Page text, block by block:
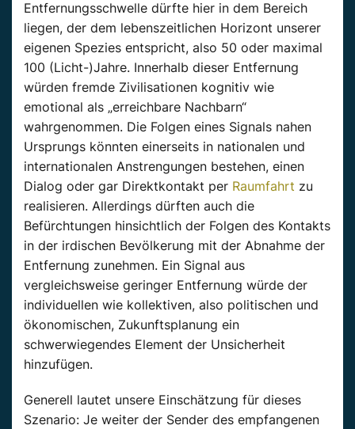
Entfernungsschwelle dürfte hier in dem Bereich
liegen, der dem lebenszeitlichen Horizont unserer
eigenen Spezies entspricht, also 50 oder maximal
100 (Licht-)Jahre. Innerhalb dieser Entfernung
würden fremde Zivilisationen kognitiv wie
emotional als „erreichbare Nachbarn“
wahrgenommen. Die Folgen eines Signals nahen
Ursprungs könnten einerseits in nationalen und
internationalen Anstrengungen bestehen, einen
Dialog oder gar Direktkontakt per Raumfahrt zu
realisieren. Allerdings dürften auch die
Befürchtungen hinsichtlich der Folgen des Kontakts
in der irdischen Bevölkerung mit der Abnahme der
Entfernung zunehmen. Ein Signal aus
vergleichsweise geringer Entfernung würde der
individuellen wie kollektiven, also politischen und
ökonomischen, Zukunftsplanung ein
schwerwiegendes Element der Unsicherheit
hinzufügen.
Generell lautet unsere Einschätzung für dieses
Szenario: Je weiter der Sender des empfangenen